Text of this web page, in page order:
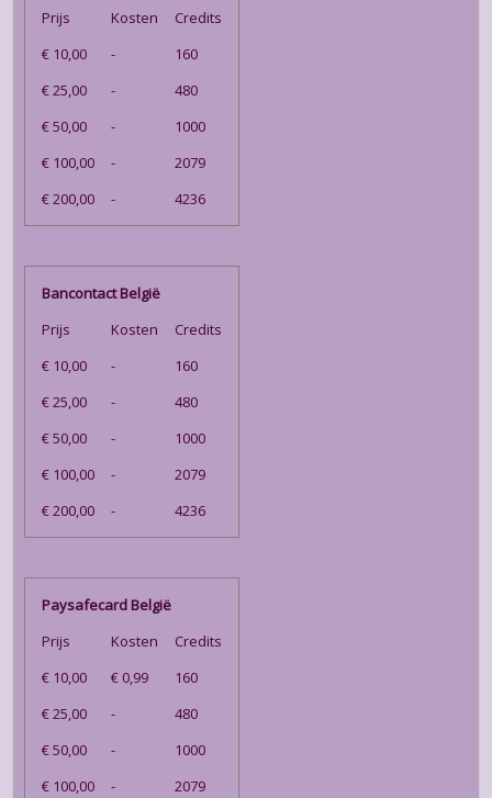
Prijs
Kosten
Credits
€ 10,00
-
160
€ 25,00
-
480
€ 50,00
-
1000
€ 100,00
-
2079
€ 200,00
- 4236
Bancontact België
Prijs
Kosten
Credits
€ 10,00
-
160
€ 25,00
-
480
€ 50,00
-
1000
€ 100,00
-
2079
€ 200,00
- 4236
Paysafecard België
Prijs
Kosten
Credits
€ 10,00
€ 0,99
160
€ 25,00
-
480
€ 50,00
-
1000
€ 100,00
-
2079